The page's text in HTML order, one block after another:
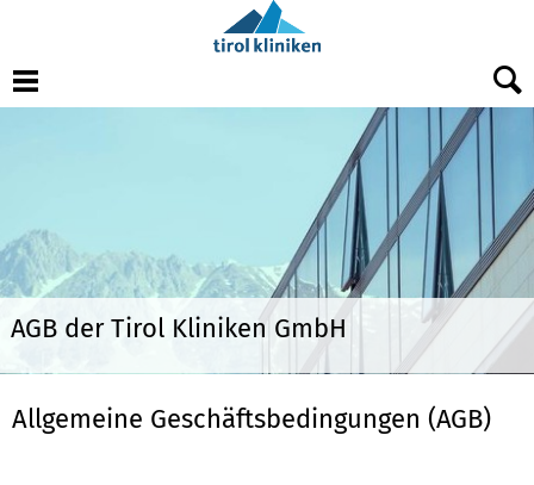
AGB der Tirol Kliniken GmbH
Allgemeine Geschäftsbedingungen (AGB)